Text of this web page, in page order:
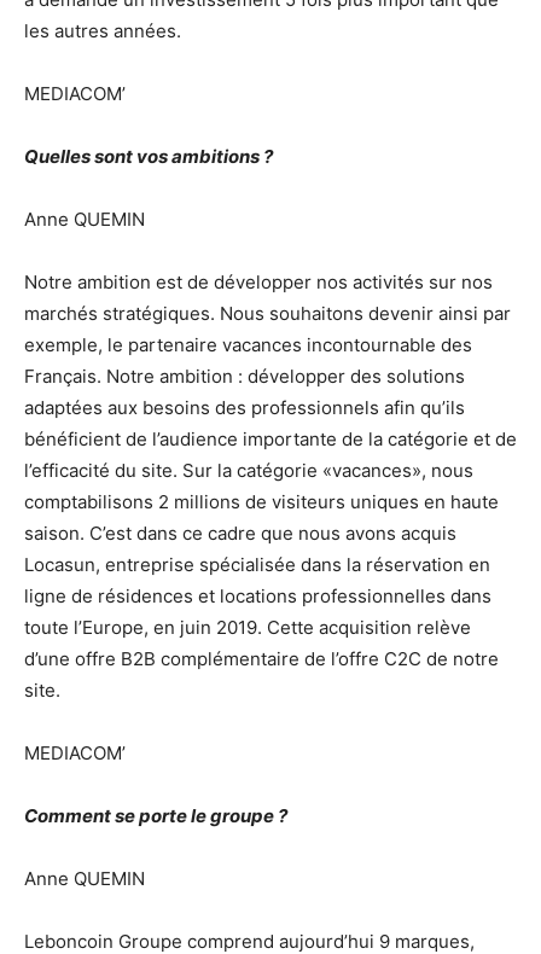
les autres années.
MEDIACOM’
Quelles sont vos ambitions ?
Anne QUEMIN
Notre ambition est de développer nos activités sur nos
marchés stratégiques. Nous souhaitons devenir ainsi par
exemple, le partenaire vacances incontournable des
Français. Notre ambition : développer des solutions
adaptées aux besoins des professionnels afin qu’ils
bénéficient de l’audience importante de la catégorie et de
l’efficacité du site. Sur la catégorie «vacances», nous
comptabilisons 2 millions de visiteurs uniques en haute
saison. C’est dans ce cadre que nous avons acquis
Locasun, entreprise spécialisée dans la réservation en
ligne de résidences et locations professionnelles dans
toute l’Europe, en juin 2019. Cette acquisition relève
d’une offre B2B complémentaire de l’offre C2C de notre
site.
MEDIACOM’
Comment se porte le groupe ?
Anne QUEMIN
Leboncoin Groupe comprend aujourd’hui 9 marques,